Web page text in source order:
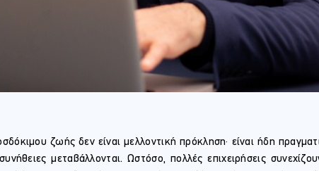
ζωής δεν είναι μελλοντική πρόκληση· είναι ήδη
μεταβάλλονται. Ωστόσο, πολλές επιχειρήσεις